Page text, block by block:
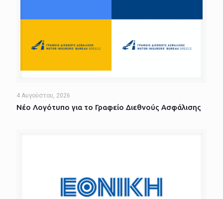
4 Αυγούστου, 2026
Νέο Λογότυπο για το Γραφείο Διεθνούς Ασφάλισης